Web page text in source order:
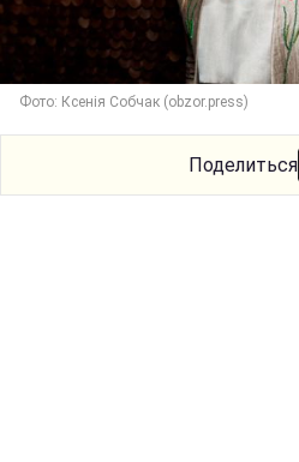
Фото: Ксенія Собчак (obzor.press)
Поделиться